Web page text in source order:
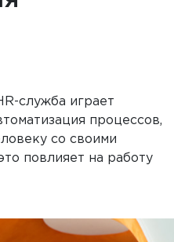
служба играет
процессов,
со своими
повлияет на работу